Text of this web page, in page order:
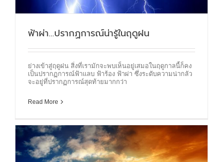
ฟ้าผ่า…ปรากฏการณ์น่ารู้ในฤดูฝน
ย่างเข้าสู่ฤดูฝน สิ่งที่เรามักจะพบเห็นอยู่เสมอในฤดูกาลนี้ก็คง
เป็นปรากฏการณ์ฟ้าแลบ ฟ้าร้อง ฟ้าผ่า ซึ่งระดับความน่ากลัว
จะอยู่ที่ปรากฏการณ์สุดท้ายมากกว่า
Read More